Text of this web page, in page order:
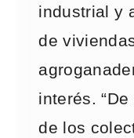
industrial y
de
interés.
de los